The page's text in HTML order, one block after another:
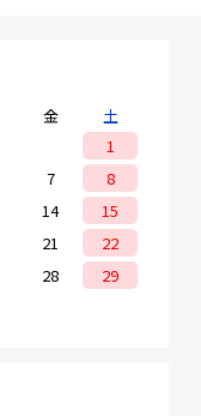
金
土
1
7
8
14
15
21
22
28
29